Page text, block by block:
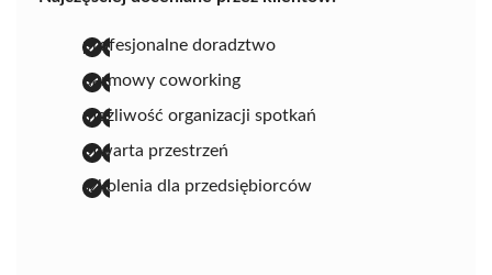
profesjonalne doradztwo
darmowy coworking
możliwość organizacji spotkań
otwarta przestrzeń
szkolenia dla przedsiębiorców